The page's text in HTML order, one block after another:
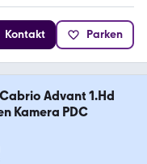
Kontakt Parken
Advant 1.Hd
Kamera PDC